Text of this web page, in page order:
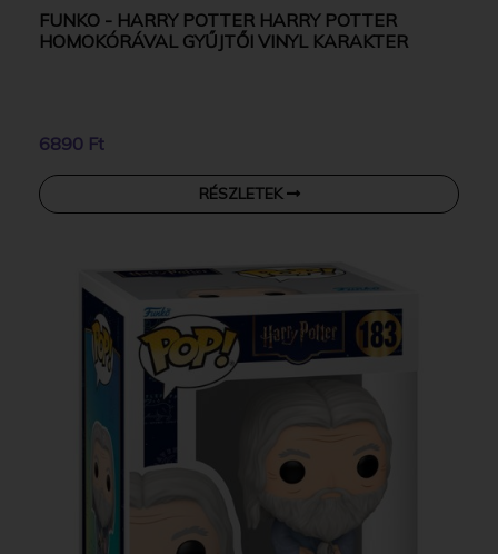
FUNKO - HARRY POTTER HARRY POTTER
HOMOKÓRÁVAL GYŰJTŐI VINYL KARAKTER
6890 Ft
RÉSZLETEK